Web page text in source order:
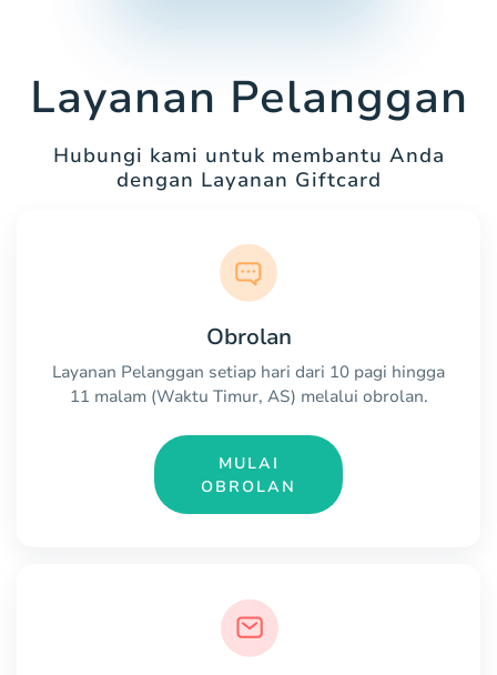
Layanan Pelanggan
Hubungi kami untuk membantu Anda
dengan Layanan Giftcard
Obrolan
Layanan Pelanggan setiap hari dari 10 pagi hingga
11 malam (Waktu Timur, AS) melalui obrolan.
MULAI
OBROLAN